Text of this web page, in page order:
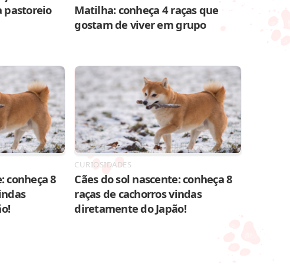
pastoreio
Matilha: conheça 4 raças que
gostam de viver em grupo
conheça 8
CURIOSIDADES
Cães do sol nascente: conheça 8
raças de cachorros vindas
diretamente do Japão!